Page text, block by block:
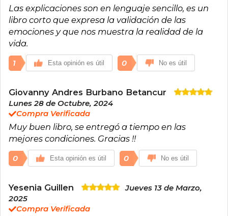
Las explicaciones son en lenguaje sencillo, es un
libro corto que expresa la validación de las
emociones y que nos muestra la realidad de la
vida.
1 Esta opinión es útil 0 No es útil
Giovanny Andres Burbano Betancur
Lunes 28 de Octubre, 2024
Compra Verificada
Muy buen libro, se entregó a tiempo en las
mejores condiciones. Gracias !!
0 Esta opinión es útil 0 No es útil
Yesenia Guillen
Jueves 13 de Marzo,
2025
Compra Verificada